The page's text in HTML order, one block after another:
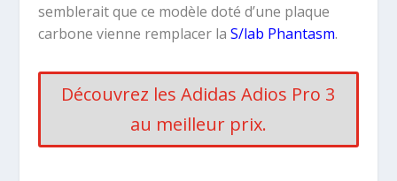
semblerait que ce modèle doté d’une plaque
carbone vienne remplacer la S/lab Phantasm.
Découvrez les Adidas Adios Pro 3
au meilleur prix.